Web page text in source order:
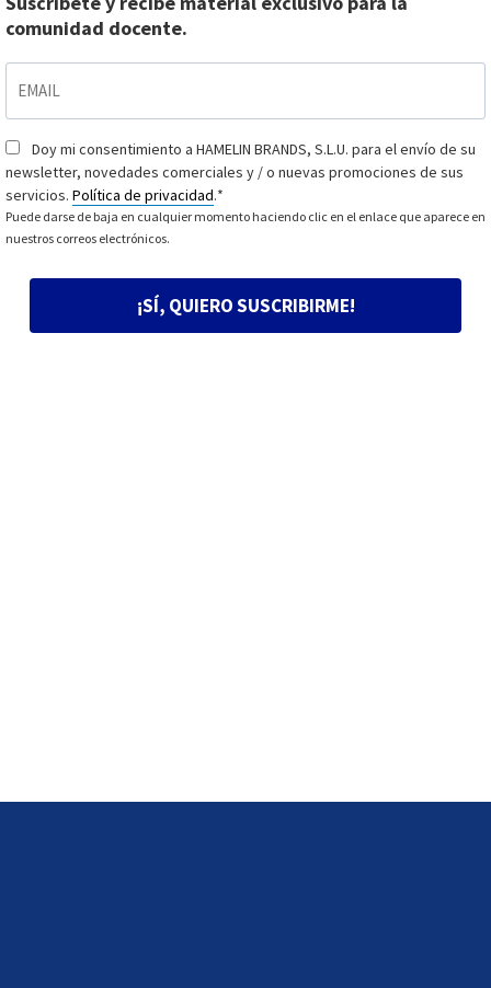
comunidad docente.
Consentimiento*
Doy mi consentimiento a HAMELIN BRANDS, S.L.U. para el envío de su
newsletter, novedades comerciales y / o nuevas promociones de sus
servicios. Política de privacidad.*
Puede darse de baja en cualquier momento haciendo clic en el enlace que aparece en
nuestros correos electrónicos.